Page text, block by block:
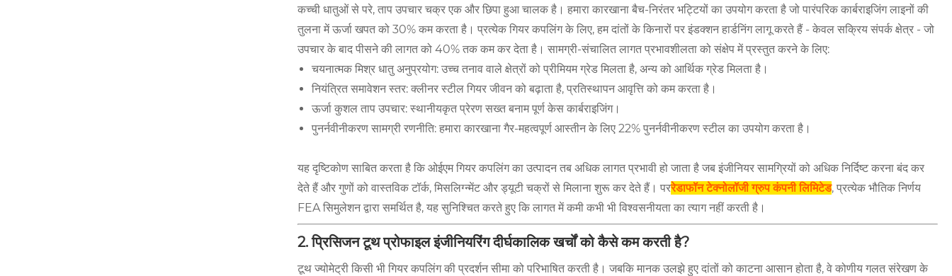
कच्ची धातुओं से परे, ताप उपचार चक्र एक और छिपा हुआ चालक है। हमारा कारखाना बैच-निरंतर भट्टियों का उपयोग करता है जो पारंपरिक कार्बराइजिंग लाइनों की
तुलना में ऊर्जा खपत को 30% कम करता है। प्रत्येक गियर कपलिंग के लिए, हम दांतों के किनारों पर इंडक्शन हार्डनिंग लागू करते हैं - केवल सक्रिय संपर्क क्षेत्र - जो
उपचार के बाद पीसने की लागत को 40% तक कम कर देता है। सामग्री-संचालित लागत प्रभावशीलता को संक्षेप में प्रस्तुत करने के लिए:
चयनात्मक मिश्र धातु अनुप्रयोग: उच्च तनाव वाले क्षेत्रों को प्रीमियम ग्रेड मिलता है, अन्य को आर्थिक ग्रेड मिलता है।
नियंत्रित समावेशन स्तर: क्लीनर स्टील गियर जीवन को बढ़ाता है, प्रतिस्थापन आवृत्ति को कम करता है।
ऊर्जा कुशल ताप उपचार: स्थानीयकृत प्रेरण सख्त बनाम पूर्ण केस कार्बराइजिंग।
पुनर्नवीनीकरण सामग्री रणनीति: हमारा कारखाना गैर-महत्वपूर्ण आस्तीन के लिए 22% पुनर्नवीनीकरण स्टील का उपयोग करता है।
यह दृष्टिकोण साबित करता है कि ओईएम गियर कपलिंग का उत्पादन तब अधिक लागत प्रभावी हो जाता है जब इंजीनियर सामग्रियों को अधिक निर्दिष्ट करना बंद कर
देते हैं और गुणों को वास्तविक टॉर्क, मिसलिग्न्मेंट और ड्यूटी चक्रों से मिलाना शुरू कर देते हैं। पररेडाफॉन टेक्नोलॉजी ग्रुप कंपनी लिमिटेड, प्रत्येक भौतिक निर्णय
FEA सिमुलेशन द्वारा समर्थित है, यह सुनिश्चित करते हुए कि लागत में कमी कभी भी विश्वसनीयता का त्याग नहीं करती है।
2. प्रिसिजन टूथ प्रोफाइल इंजीनियरिंग दीर्घकालिक खर्चों को कैसे कम करती है?
टूथ ज्योमेट्री किसी भी गियर कपलिंग की प्रदर्शन सीमा को परिभाषित करती है। जबकि मानक उलझे हुए दांतों को काटना आसान होता है, वे कोणीय गलत संरेखण के